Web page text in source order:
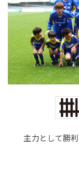
主力として勝